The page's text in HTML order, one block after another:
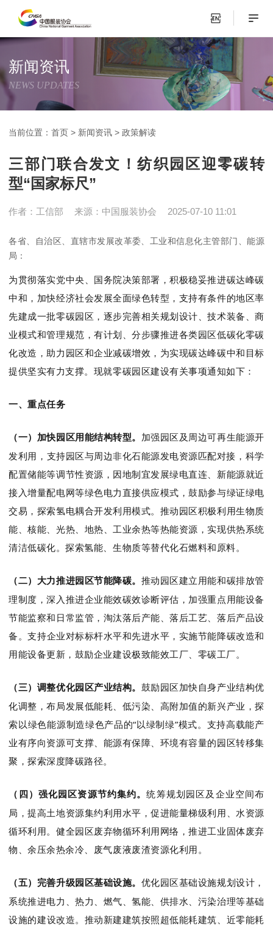
新闻资讯
NEWS UPDATES
当前位置：首页 > 新闻资讯 >政策解读
三部门联合发文！纺织园区迎零碳转
型“国家标尺”
作者：工信部 来源：中国服装协会 2025-07-10 11:01
各省、自治区、直辖市发展改革委、工业和信息化主管部门、能源
局：
为贯彻落实党中央、国务院决策部署，积极稳妥推进碳达峰碳
中和，加快经济社会发展全面绿色转型，支持有条件的地区率
先建成一批零碳园区，逐步完善相关规划设计、技术装备、商
业模式和管理规范，有计划、分步骤推进各类园区低碳化零碳
化改造，助力园区和企业减碳增效，为实现碳达峰碳中和目标
提供坚实有力支撑。现就零碳园区建设有关事项通知如下：
一、重点任务
（一）加快园区用能结构转型。 加强园区及周边可再生能源开
发利用， 支持园区与周边非化石能源发电资源匹配对接 ， 科学
配置储能等调节性资源，因地制宜发展绿电直连、新能源就近
接入增量配电网等绿色电力直接供应模式，鼓励参与绿证绿电
交易，探索氢电耦合开发利用模式。推动园区积极利用生物质
能、核能、光热、地热、工业余热等热能资源，实现供热系统
清洁低碳化。探索氢能、生物质等替代化石燃料和原料。
（二）大力推进园区节能降碳。 推动园区建立用能和碳排放管
理制度，深入推进企业能效碳效诊断评估，加强重点用能设备
节能监察和日常监管， 淘汰落后产能、落后工艺、落后产品设
备。支持企业对标标杆水平和先进水平，实施节能降碳改造和
用能设备更新，鼓励企业建设极致能效工厂、零碳工厂。
（三）调整优化园区产业结构。 鼓励园区加快自身产业结构优
化调整，布局发展低能耗、低污染、高附加值的新兴产业，探
索以绿色能源制造绿色产品的“以绿制绿”模式。支持高载能产
业有序向资源可支撑、能源有保障、环境有容量的园区转移集
聚，探索深度降碳路径。
（四）强化园区资源节约集约。统筹规划园区及企业空间布
局，提高土地资源集约利用水平，促进能量梯级利用、水资源
循环利用。健全园区废弃物循环利用网络，推进工业固体废弃
物、余压余热余冷、废气废液废渣资源化利用。
（五）完善升级园区基础设施。 优化园区基础设施规划设计，
系统推进电力、热力、燃气、氢能、供排水、污染治理等基础
设施的建设改造。推动新建建筑按照超低能耗建筑、近零能耗